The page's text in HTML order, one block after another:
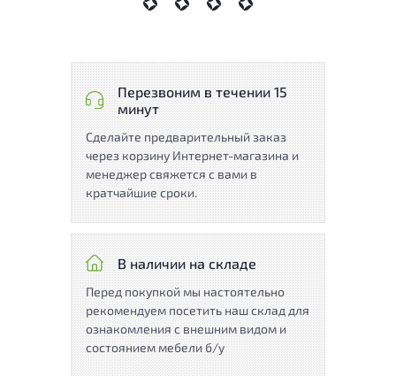
Перезвоним в течении 15
минут
Сделайте предварительный заказ
через корзину Интернет-магазина и
менеджер свяжется с вами в
кратчайшие сроки.
В наличии на складе
Перед покупкой мы настоятельно
рекомендуем посетить наш склад для
ознакомления с внешним видом и
состоянием мебели б/у